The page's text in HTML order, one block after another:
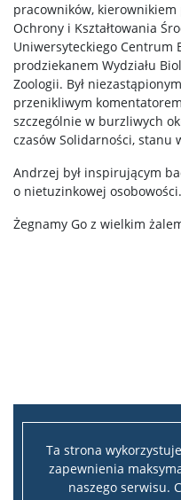
Ta strona
zapewnienia
naszego serwisu.
BUW
NAUKA
Projekty
Publikacje i patenty
Rada Naukowa
Dane badawcze UW
pracowników,
Ochrony i Kształtowania
Uniwersyteckiego Centrum
prodziekanem Wydziału
Zoologii. Był
przenikliwym
szczególnie w burzliwych
czasów Solidarności, stanu
Andrzej był inspirującym
o nietuzinkowej osobowości.
Żegnamy Go z wielkim